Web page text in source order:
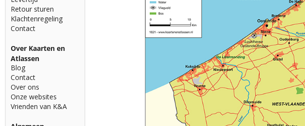
Retour sturen
Klachtenregeling
Contact
Over Kaarten en
Atlassen
Blog
Contact
Over ons
Onze websites
Vrienden van K&A